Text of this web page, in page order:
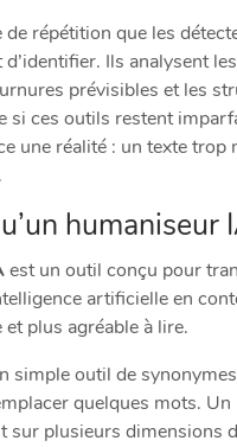
de répétition que les
Ils analysent
prévisibles et les
si ces outils restent
une réalité : un texte trop
humaniseur
est un outil conçu pour
artificielle en
plus agréable à lire.
simple outil de
quelques mots. Un
sur plusieurs dimensions